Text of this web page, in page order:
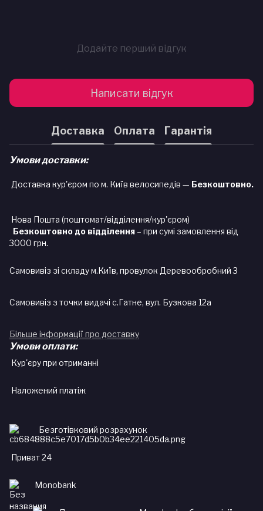
Додайте перший відгук
Написати відгук
Доставка Оплата Гарантія
Умови доставки:
Доставка кур'єром по м. Київ велосипедів — Безкоштовно.
Нова Пошта (поштомат/відділення/кур'єром)
Безкоштовно до відділення – при сумі замовлення від
3000 грн.
Самовивіз зі складу м.Київ, провулок Деревообробний 3
Самовивіз з точки видачі с.Гатне, вул. Бузкова 12а
Більше інформації про доставку
Умови оплати:
Кур'єру при отриманні
Наложений платіж
Безготівковий розрахунок
Приват 24
Monobank